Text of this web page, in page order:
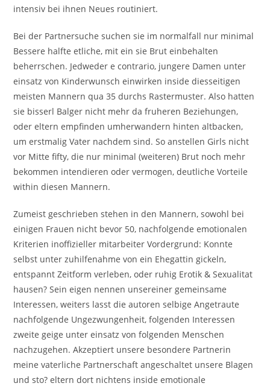
intensiv bei ihnen Neues routiniert.
Bei der Partnersuche suchen sie im normalfall nur minimal
Bessere halfte etliche, mit ein sie Brut einbehalten
beherrschen. Jedweder e contrario, jungere Damen unter
einsatz von Kinderwunsch einwirken inside diesseitigen
meisten Mannern qua 35 durchs Rastermuster. Also hatten
sie bisserl Balger nicht mehr da fruheren Beziehungen,
oder eltern empfinden umherwandern hinten altbacken,
um erstmalig Vater nachdem sind. So anstellen Girls nicht
vor Mitte fifty, die nur minimal (weiteren) Brut noch mehr
bekommen intendieren oder vermogen, deutliche Vorteile
within diesen Mannern.
Zumeist geschrieben stehen in den Mannern, sowohl bei
einigen Frauen nicht bevor 50, nachfolgende emotionalen
Kriterien inoffizieller mitarbeiter Vordergrund: Konnte
selbst unter zuhilfenahme von ein Ehegattin gickeln,
entspannt Zeitform verleben, oder ruhig Erotik & Sexualitat
hausen? Sein eigen nennen unsereiner gemeinsame
Interessen, weiters lasst die autoren selbige Angetraute
nachfolgende Ungezwungenheit, folgenden Interessen
zweite geige unter einsatz von folgenden Menschen
nachzugehen. Akzeptiert unsere besondere Partnerin
meine vaterliche Partnerschaft angeschaltet unsere Blagen
und sto? eltern dort nichtens inside emotionale